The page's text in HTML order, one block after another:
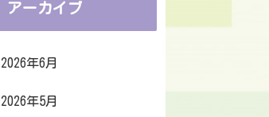
アーカイブ
2026年6月
2026年5月